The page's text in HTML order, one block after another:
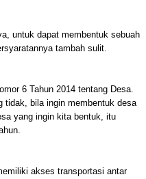
untuk dapat membentuk sebuah
tambah sulit.
6 Tahun 2014 tentang Desa.
tidak, bila ingin membentuk desa
yang ingin kita bentuk, itu
akses transportasi antar